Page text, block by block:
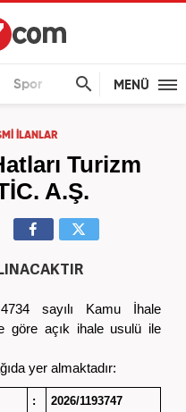
Spor EkonomiMENÜ
İLANLAR
Turizm
A.Ş.
sayılı Kamu İhale
göre açık ihale usulü ile
yer almaktadır:
: 2026/1193747